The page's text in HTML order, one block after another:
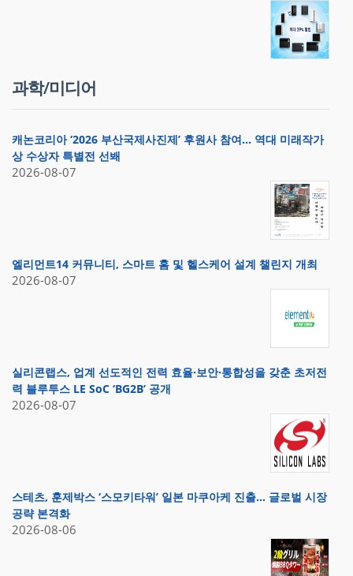
과학/미디어
캐논코리아 ‘2026 부산국제사진제’ 후원사 참여… 역대 미래작가
상 수상자 특별전 선봬
2026-08-07
엘리먼트14 커뮤니티, 스마트 홈 및 헬스케어 설계 챌린지 개최
2026-08-07
실리콘랩스, 업계 선도적인 전력 효율·보안·통합성을 갖춘 초저전
력 블루투스 LE SoC ‘BG2B’ 공개
2026-08-07
스테츠, 훈제박스 ‘스모키타워’ 일본 마쿠아케 진출… 글로벌 시장
공략 본격화
2026-08-06